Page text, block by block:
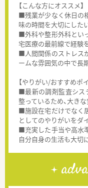
【こんな方にオススメ】
■残業が少なく休日の
味の時間を大切にした
■外科や整形外科とい
宅医療の最前線で経験
■人間関係のストレス
ームな雰囲気の中で長
【やりがい/おすすめポ
■最新の調剤監査シス
整っているため、大き
■施設在宅だけでなく
としてのやりがいをダ
■充実した手当や高水
自分自身の生活も大切